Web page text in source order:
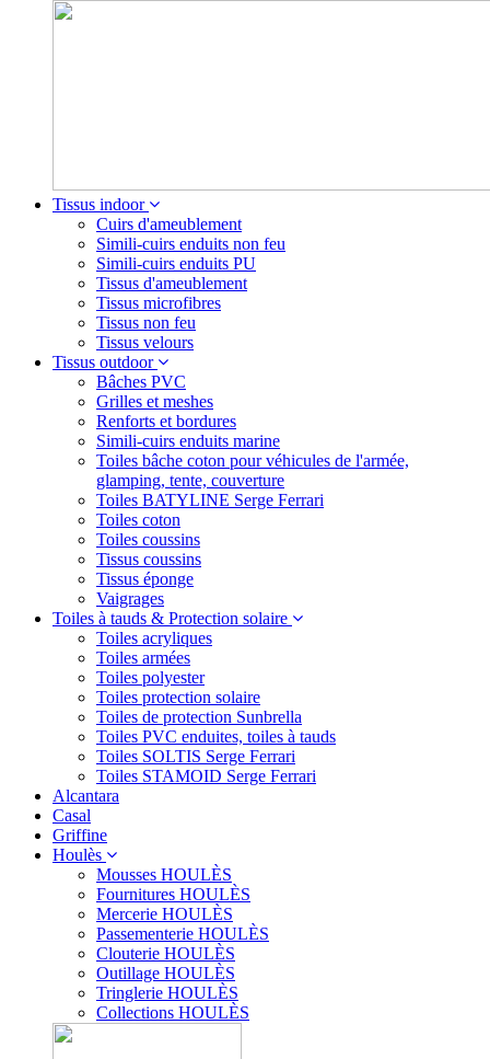
Tissus indoor
Cuirs d'ameublement
Simili-cuirs enduits non feu
Simili-cuirs enduits PU
Tissus d'ameublement
Tissus microfibres
Tissus non feu
Tissus velours
Tissus outdoor
Bâches PVC
Grilles et meshes
Renforts et bordures
Simili-cuirs enduits marine
Toiles bâche coton pour véhicules de l'armée,
glamping, tente, couverture
Toiles BATYLINE Serge Ferrari
Toiles coton
Toiles coussins
Tissus coussins
Tissus éponge
Vaigrages
Toiles à tauds & Protection solaire
Toiles acryliques
Toiles armées
Toiles polyester
Toiles protection solaire
Toiles de protection Sunbrella
Toiles PVC enduites, toiles à tauds
Toiles SOLTIS Serge Ferrari
Toiles STAMOID Serge Ferrari
Alcantara
Casal
Griffine
Houlès
Mousses HOULÈS
Fournitures HOULÈS
Mercerie HOULÈS
Passementerie HOULÈS
Clouterie HOULÈS
Outillage HOULÈS
Tringlerie HOULÈS
Collections HOULÈS